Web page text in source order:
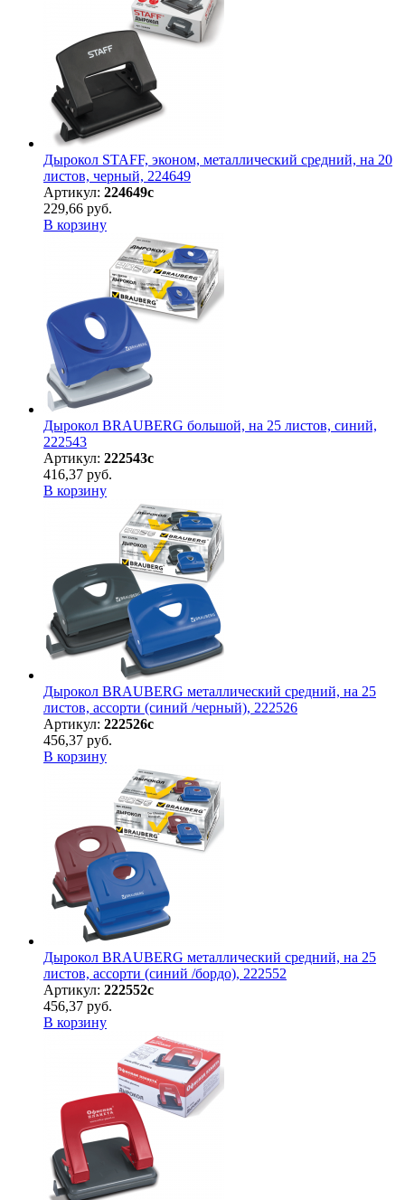
Дырокол STAFF, эконом, металлический средний, на 20
листов, черный, 224649
Артикул: 224649с
229,66 руб.
В корзину
Дырокол BRAUBERG большой, на 25 листов, синий,
222543
Артикул: 222543с
416,37 руб.
В корзину
Дырокол BRAUBERG металлический средний, на 25
листов, ассорти (синий /черный), 222526
Артикул: 222526с
456,37 руб.
В корзину
Дырокол BRAUBERG металлический средний, на 25
листов, ассорти (синий /бордо), 222552
Артикул: 222552с
456,37 руб.
В корзину